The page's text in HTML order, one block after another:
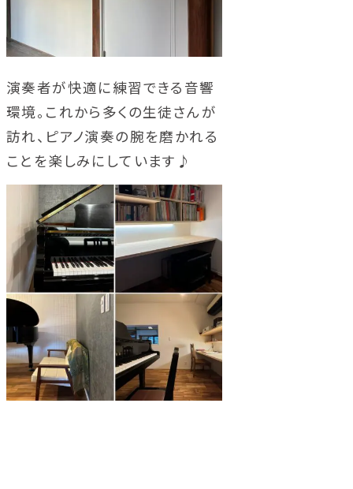
演奏者が快適に練習できる音響
環境。これから多くの生徒さんが
訪れ、ピアノ演奏の腕を磨かれる
ことを楽しみにしています♪